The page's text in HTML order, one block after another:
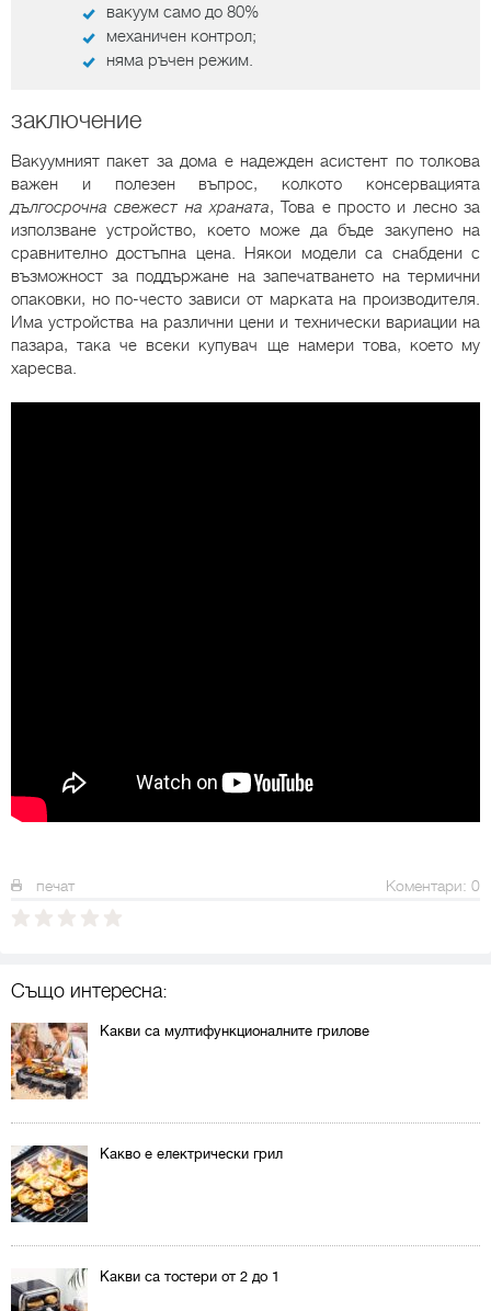
вакуум само до 80%
механичен контрол;
няма ръчен режим.
заключение
Вакуумният пакет за дома е надежден асистент по толкова
важен и полезен въпрос, колкото консервацията
дългосрочна свежест на храната, Това е просто и лесно за
използване устройство, което може да бъде закупено на
сравнително достъпна цена. Някои модели са снабдени с
възможност за поддържане на запечатването на термични
опаковки, но по-често зависи от марката на производителя.
Има устройства на различни цени и технически вариации на
пазара, така че всеки купувач ще намери това, което му
харесва.
печат Коментари: 0
Също интересна:
Какви са мултифункционалните грилове
Какво е електрически грил
Какви са тостери от 2 до 1